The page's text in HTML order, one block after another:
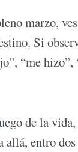
marzo,
Si
“me
de la
entro